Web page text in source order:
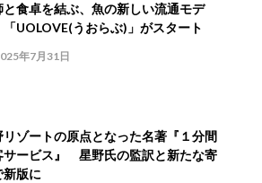
と食卓を結ぶ、魚の新しい流通モデ
UOLOVE(うおらぶ)」がスタート
年7月31日
リゾートの原点となった名著『１分間
サービス』 星野氏の監訳と新たな寄
新版に